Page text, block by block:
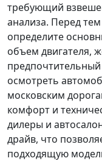
требующий
анализа. Перед
определите
объем двигателя,
осмотреть
московским
комфорт и
дилеры и
драйв, что
подходящую